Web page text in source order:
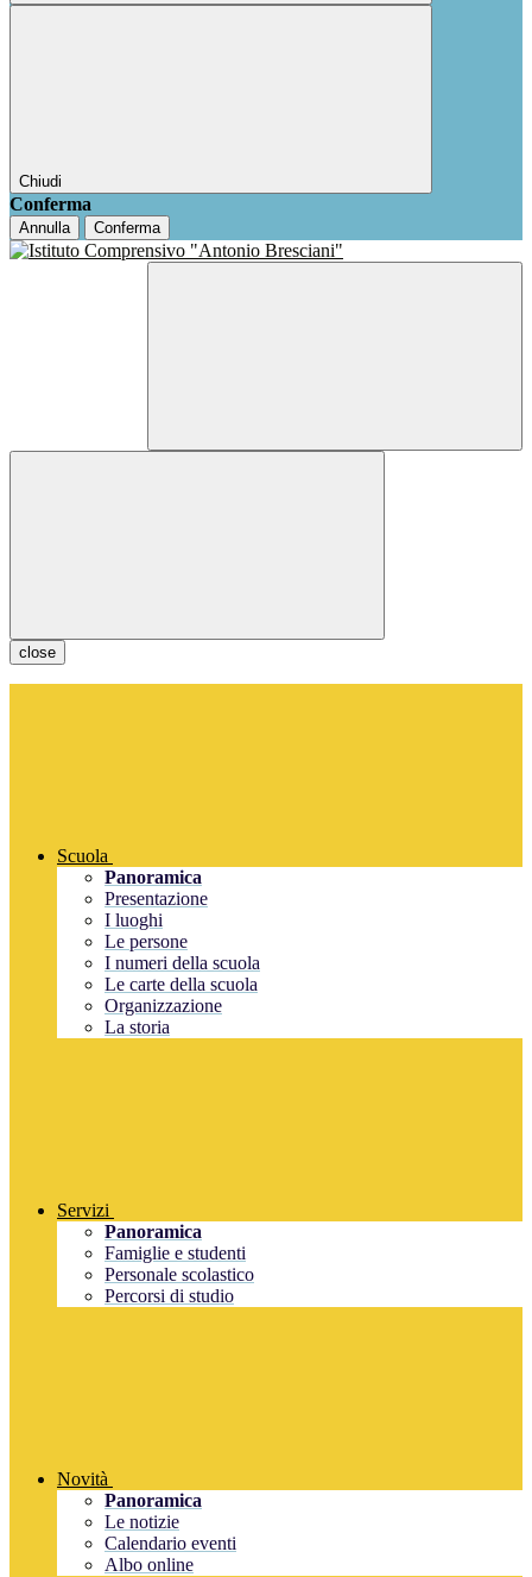
Chiudi
Conferma
Annulla Conferma
close
Scuola
Panoramica
Presentazione
I luoghi
Le persone
I numeri della scuola
Le carte della scuola
Organizzazione
La storia
Servizi
Panoramica
Famiglie e studenti
Personale scolastico
Percorsi di studio
Novità
Panoramica
Le notizie
Calendario eventi
Albo online